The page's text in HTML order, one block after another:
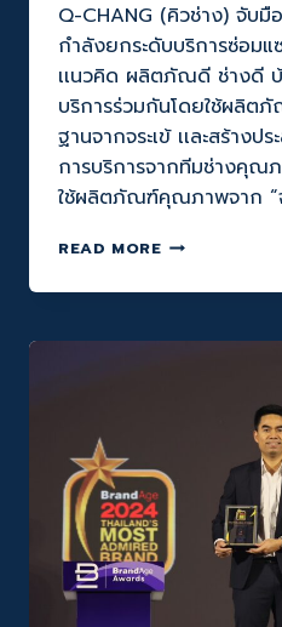
Q-CHANG (คิวช่าง) จับมื
กำลังยกระดับบริการซ่อม
เเนวคิด ผลิตภัณดี ช่างดี
บริการร่วมกันโดยใช้ผลิต
ฐานจากจระเข้ เเละสร้าง
การบริการจากทีมช่างคุณ
ใช้ผลิตภัณฑ์คุณภาพจาก “
READ MORE“Q-
(คิว
X
ผนึก
ยก
ระดับ
บริการ